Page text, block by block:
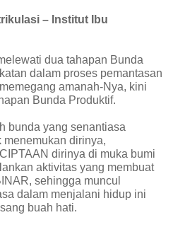
– Institut Ibu
dua tahapan Bunda
dalam proses pemantasan
amanah-Nya, kini
Bunda Produktif.
bunda yang senantiasa
dirinya,
dirinya di muka bumi
aktivitas yang membuat
sehingga muncul
dalam menjalani hidup ini
buah hati.